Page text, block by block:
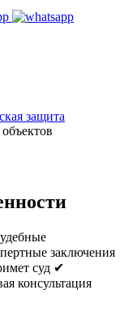
защита
заключения
суд ✔
консультация